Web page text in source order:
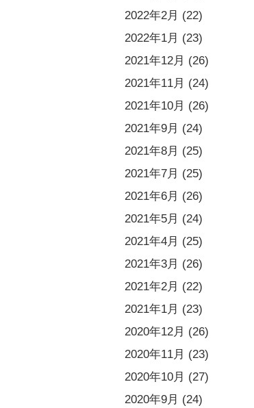
2022年2月 (22)
2022年1月 (23)
2021年12月 (26)
2021年11月 (24)
2021年10月 (26)
2021年9月 (24)
2021年8月 (25)
2021年7月 (25)
2021年6月 (26)
2021年5月 (24)
2021年4月 (25)
2021年3月 (26)
2021年2月 (22)
2021年1月 (23)
2020年12月 (26)
2020年11月 (23)
2020年10月 (27)
2020年9月 (24)